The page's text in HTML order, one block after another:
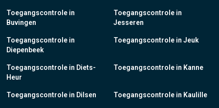
Toegangscontrole in
Buvingen
Toegangscontrole in
Diepenbeek
Toegangscontrole in Diets-
Heur
Toegangscontrole in Dilsen
Toegangscontrole in
Jesseren
Toegangscontrole in Jeuk
Toegangscontrole in Kanne
Toegangscontrole in Kaulille